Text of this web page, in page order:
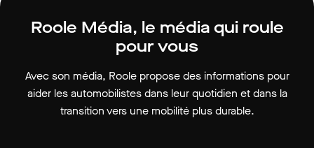
Roole Média, le média qui roule
pour vous
Avec son média, Roole propose des informations pour
aider les automobilistes dans leur quotidien et dans la
transition vers une mobilité plus durable.